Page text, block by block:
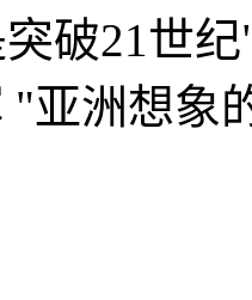
破21世
"亚洲想象